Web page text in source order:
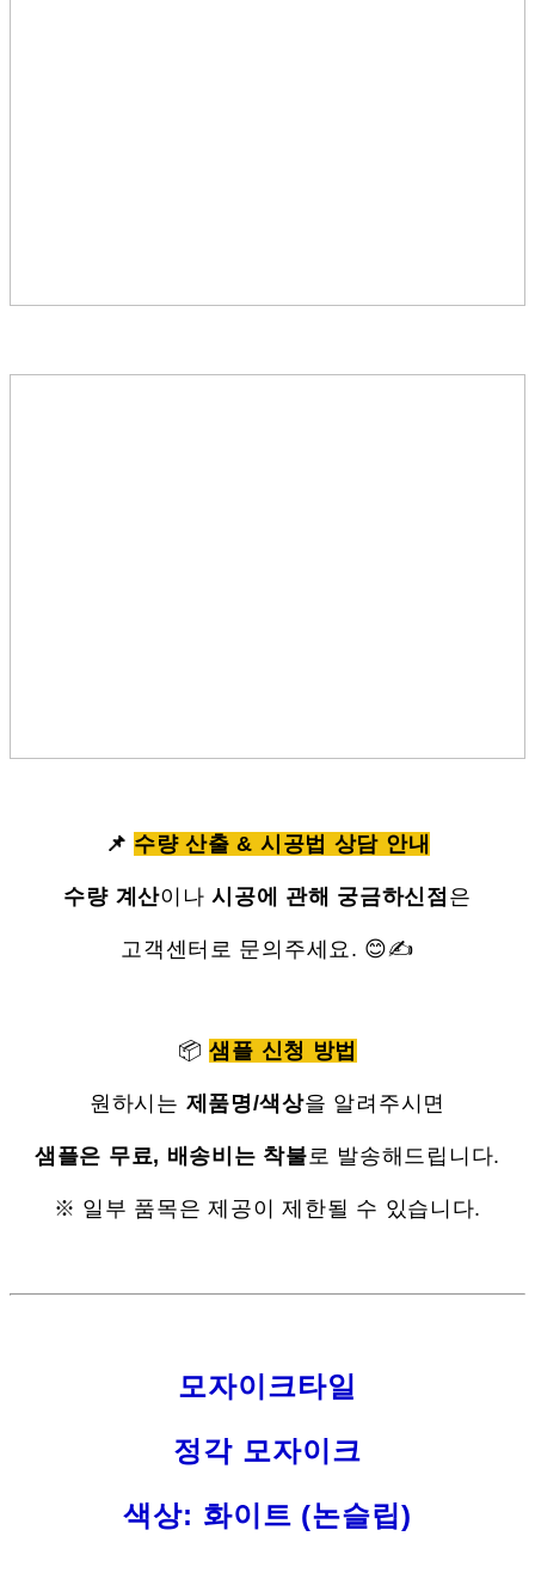
📌 수량 산출 & 시공법 상담 안내
수량 계산이나시공에 관해 궁금하신점 은
고객센터로 문의주세요. 😊✍
📦샘플 신청 방법
원하시는 제품명/색상을 알려주시면
샘플은 무료, 배송비는 착불로 발송해드립니다.
※ 일부 품목은 제공이 제한될 수 있습니다.
모자이크타일
정각 모자이크
색상: 화이트 (논슬립)